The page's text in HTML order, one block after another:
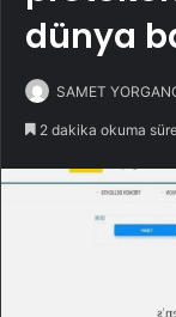
dünya
SAMET
2 dakika okuma